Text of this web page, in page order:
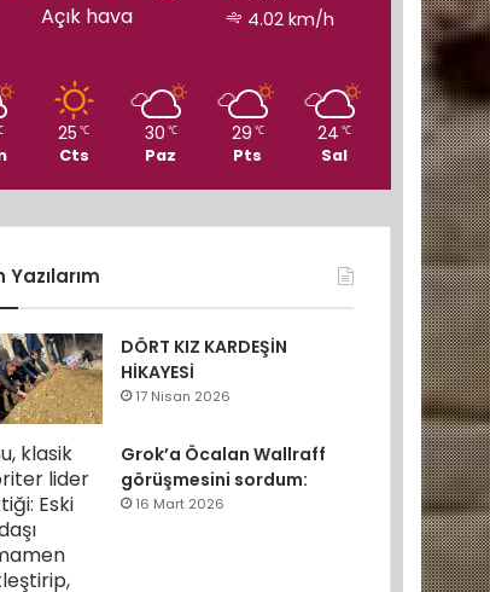
Açık hava
4.02 km/h
25 ℃
Cts
30 ℃
Paz
29 ℃
Pts
24 ℃
Sal
Yazılarım
DÖRT KIZ KARDEŞİN
HİKAYESİ
17 Nisan 2026
Grok’a Öcalan Wallraff
görüşmesini sordum:
16 Mart 2026